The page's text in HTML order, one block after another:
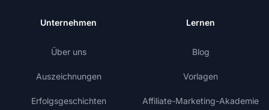
Unternehmen
Über uns
Auszeichnungen
Erfolgsgeschichten
Lernen
Blog
Vorlagen
Affiliate-Marketing-Akademie